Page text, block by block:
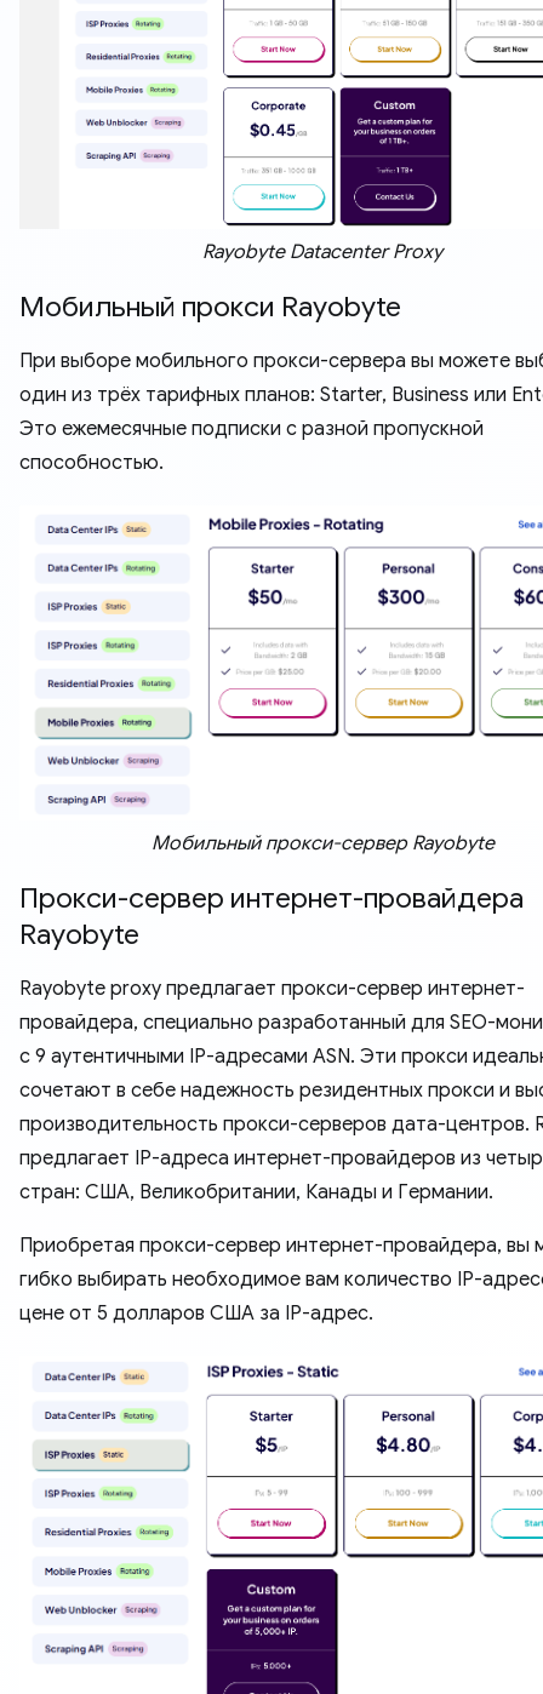
Rayobyte Datacenter Proxy
Мобильный прокси Rayobyte
При выборе мобильного прокси-сервера вы можете
один из трёх тарифных планов: Starter, Business или
Это ежемесячные подписки с разной пропускной
способностью.
Мобильный прокси-сервер Rayobyte
Прокси-сервер интернет-провайдера
Rayobyte
Rayobyte proxy предлагает прокси-сервер интернет-
провайдера, специально разработанный для SEO-
с 9 аутентичными IP-адресами ASN. Эти прокси
сочетают в себе надежность резидентных прокси и
производительность прокси-серверов дата-центров.
предлагает IP-адреса интернет-провайдеров из
стран: США, Великобритании, Канады и Германии.
Приобретая прокси-сервер интернет-провайдера, вы
гибко выбирать необходимое вам количество IP-
цене от 5 долларов США за IP-адрес.